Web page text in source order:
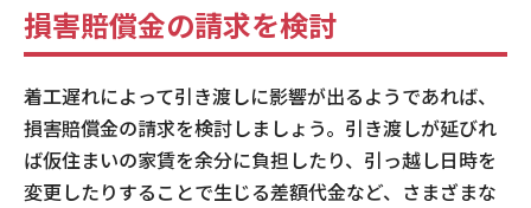
損害賠償金の請求を検討
着工遅れによって引き渡しに影響が出るようであれば、
損害賠償金の請求を検討しましょう。引き渡しが延びれ
ば仮住まいの家賃を余分に負担したり、引っ越し日時を
変更したりすることで生じる差額代金など、さまざまな